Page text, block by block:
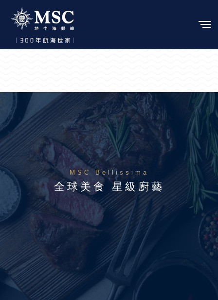
MSC Bellissima
全球美食 星級廚藝